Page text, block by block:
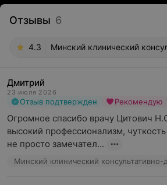
Отзывы 6
4.3 Минский клинический
Дмитрий
23 июля 2026
Отзыв подтвержден Рекомендую
Огромное спасибо врачу Цитович
высокий профессионализм,
не просто замечател...